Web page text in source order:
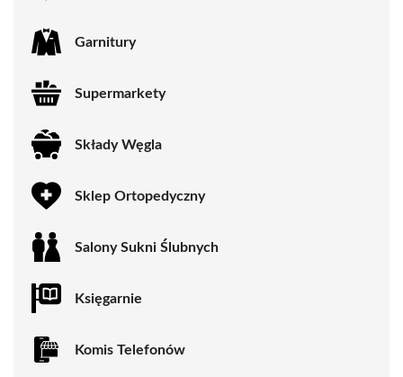
Garnitury
Supermarkety
Składy Węgla
Sklep Ortopedyczny
Salony Sukni Ślubnych
Księgarnie
Komis Telefonów